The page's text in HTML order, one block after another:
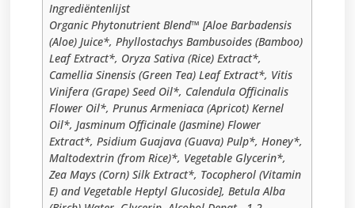
Ingrediëntenlijst
Organic Phytonutrient Blend™ [Aloe Barbadensis
(Aloe) Juice*, Phyllostachys Bambusoides (Bamboo)
Leaf Extract*, Oryza Sativa (Rice) Extract*,
Camellia Sinensis (Green Tea) Leaf Extract*, Vitis
Vinifera (Grape) Seed Oil*, Calendula Officinalis
Flower Oil*, Prunus Armeniaca (Apricot) Kernel
Oil*, Jasminum Officinale (Jasmine) Flower
Extract*, Psidium Guajava (Guava) Pulp*, Honey*,
Maltodextrin (from Rice)*, Vegetable Glycerin*,
Zea Mays (Corn) Silk Extract*, Tocopherol (Vitamin
E) and Vegetable Heptyl Glucoside], Betula Alba